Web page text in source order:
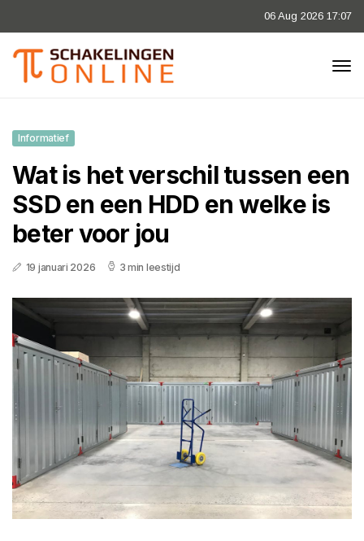
06 Aug 2026 17:07
Informatief
Wat is het verschil tussen een
SSD en een HDD en welke is
beter voor jou
19 januari 2026 3 min leestijd